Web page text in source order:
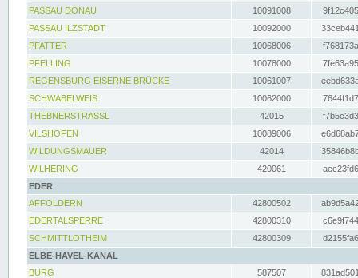
PASSAU DONAU
10091008
PASSAU ILZSTADT
10092000
PFATTER
10068006
PFELLING
10078000
REGENSBURG EISERNE BRÜCKE
10061007
SCHWABELWEIS
10062000
THEBNERSTRASSL
42015
VILSHOFEN
10089006
WILDUNGSMAUER
42014
WILHERING
420061
EDER
AFFOLDERN
42800502
EDERTALSPERRE
42800310
SCHMITTLOTHEIM
42800309
ELBE-HAVEL-KANAL
BURG
587507